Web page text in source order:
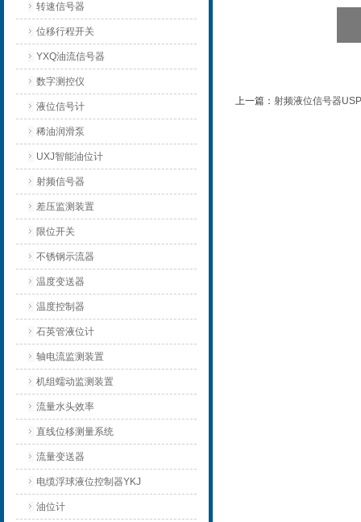
转速信号器
位移行程开关
YXQ油流信号器
数字测控仪
液位信号计
稀油润滑泵
UXJ智能油位计
射频信号器
差压监测装置
限位开关
不锈钢示流器
温度变送器
温度控制器
石英管液位计
轴电流监测装置
机组蠕动监测装置
流量水头效率
直线位移测量系统
流量变送器
电缆浮球液位控制器YKJ
油位计
上一篇： 射频液位信号器